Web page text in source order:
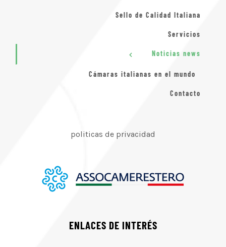
Sello de Calidad Italiana
Servicios
Noticias news
Cámaras italianas en el mundo
Contacto
politicas de privacidad
ENLACES DE INTERÉS